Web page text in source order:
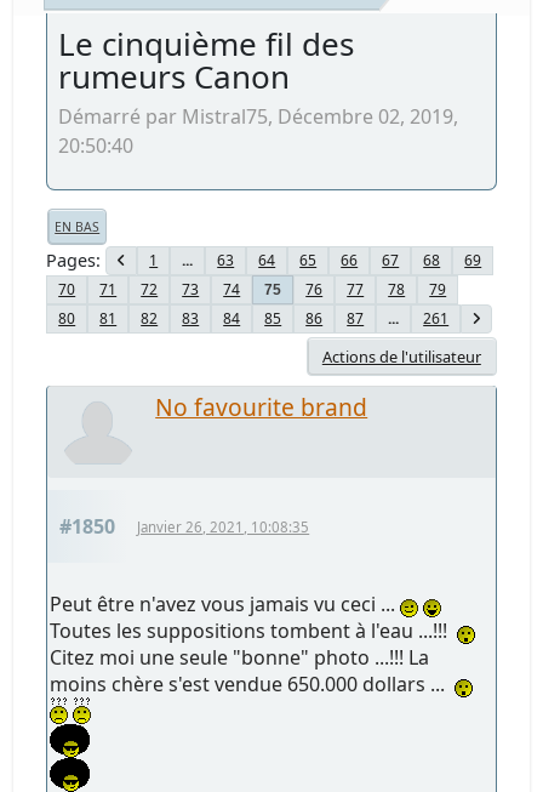
Le cinquième fil des
rumeurs Canon
Démarré par Mistral75, Décembre 02, 2019,
20:50:40
EN BAS
Pages 1 ... 63 64 65 66 67 68
69
70
71 72 73 74 75 76 77 78
79
80
81 82 83 84 85 86 87 ... 261
Actions de l'utilisateur
No favourite brand
#1850 Janvier 26, 2021, 10:08:35
Peut être n'avez vous jamais vu ceci ...
Toutes les suppositions tombent à l'eau ...!!!
Citez moi une seule "bonne" photo ...!!! La
moins chère s'est vendue 650.000 dollars ...